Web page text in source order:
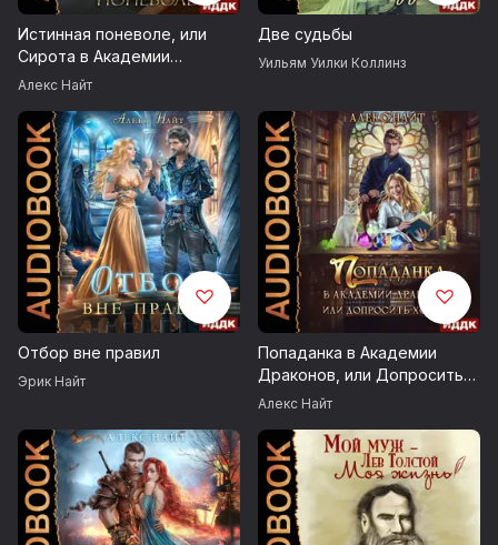
Истинная поневоле, или
Сирота в Академии
Драконов
Алекс Найт
Две судьбы
Уильям Уилки Коллинз
Отбор вне правил
Эрик Найт
Попаданка в Академии
Драконов, или Допросить
Хомяка
Алекс Найт